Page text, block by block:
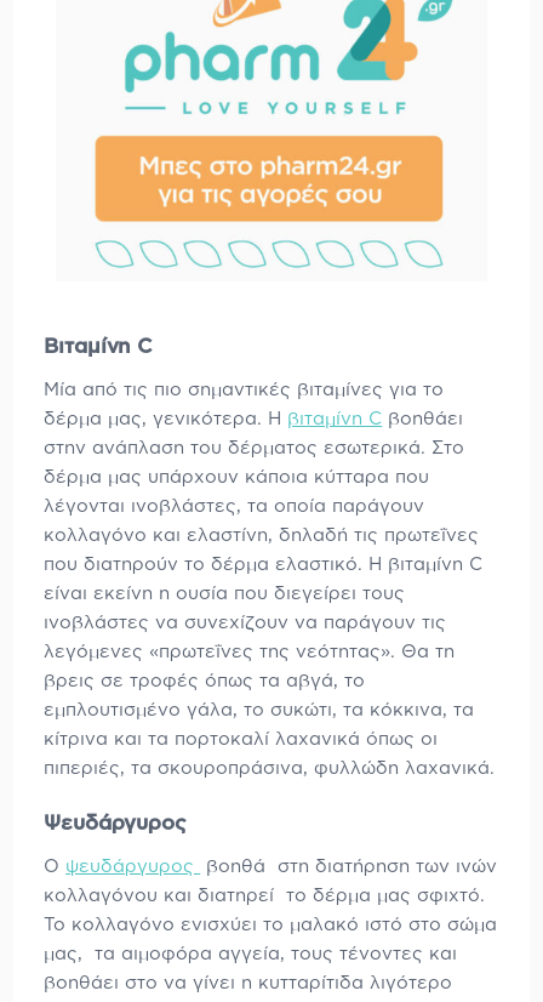
Βιταμίνη C
Μία από τις πιο σημαντικές βιταμίνες για το
δέρμα μας, γενικότερα. Η βιταμίνη C βοηθάει
στην ανάπλαση του δέρματος εσωτερικά. Στο
δέρμα μας υπάρχουν κάποια κύτταρα που
λέγονται ινοβλάστες, τα οποία παράγουν
κολλαγόνο και ελαστίνη, δηλαδή τις πρωτεΐνες
που διατηρούν το δέρμα ελαστικό. Η βιταμίνη C
είναι εκείνη η ουσία που διεγείρει τους
ινοβλάστες να συνεχίζουν να παράγουν τις
λεγόμενες «πρωτεΐνες της νεότητας». Θα τη
βρεις σε τροφές όπως τα αβγά, το
εμπλουτισμένο γάλα, το συκώτι, τα κόκκινα, τα
κίτρινα και τα πορτοκαλί λαχανικά όπως οι
πιπεριές, τα σκουροπράσινα, φυλλώδη λαχανικά.
Ψευδάργυρος
Ο ψευδάργυρος
βοηθά στη διατήρηση των ινών
κολλαγόνου και διατηρεί το δέρμα μας σφιχτό.
Το κολλαγόνο ενισχύει το μαλακό ιστό στο σώμα
μας, τα αιμοφόρα αγγεία, τους τένοντες και
βοηθάει στο να γίνει η κυτταρίτιδα λιγότερο